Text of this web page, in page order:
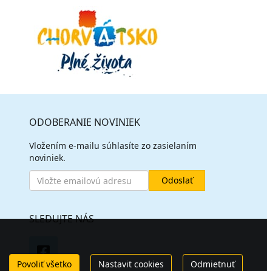
ODOBERANIE NOVINIEK
Vložením e-mailu súhlasíte zo zasielaním
noviniek.
SLEDUJTE NÁS
Povoliť všetko Nastavit cookies Odmietnuť